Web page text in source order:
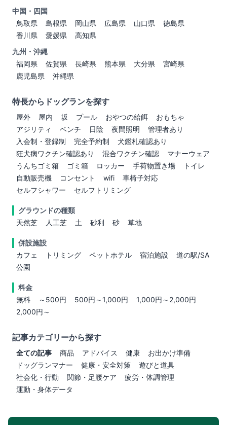
中国・四国
鳥取県
島根県 岡山県 広島県 山口県
徳島県
香川県
愛媛県
高知県
九州・沖縄
福岡県
佐賀県 長崎県 熊本県 大分県
宮崎県
鹿児島県
沖縄県
特長からドッグランを探す
屋外 屋内 坂 プール おやつの給餌
おもちゃ
アジリティ
ベンチ 日陰 夜間照明
管理者あり
入会制・登録制
完全予約制
犬鑑札確認あり
狂犬病ワクチン確認あり
混合ワクチン確認
マナーウェア
うんちゴミ箱
ゴミ箱 ロッカー 手荷物置き場
トイレ
自動販売機
コンセント wifi
車椅子対応
セルフシャワー
セルフトリミング
グラウンドの種類
天然芝
人工芝 土 砂利 砂 草地
併設施設
カフェ
トリミング ペットホテル 宿泊施設
道の駅/SA
公園
料金
無料
～500円 500円～1,000円
1,000円～2,000円
2,000円～
記事カテゴリーから探す
全ての記事 商品 アドバイス 健康
お出かけ準備
ドッグランマナー
健康・安全対策
遊びと道具
社会化・行動
関節・足腰ケア
疲労・体調管理
運動・身体データ